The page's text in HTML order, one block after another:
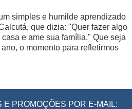
simples e humilde aprendizado
que dizia: "Quer fazer algo
e ame sua família." Que seja
o momento para refletirmos
E PROMOÇÕES POR E-MAIL: